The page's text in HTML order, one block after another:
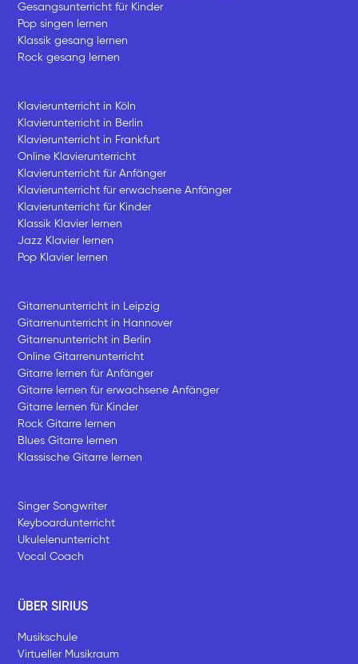
Gesangsunterricht für Kinder
Pop singen lernen
Klassik gesang lernen
Rock gesang lernen
Klavierunterricht in Köln
Klavierunterricht in Berlin
Klavierunterricht in Frankfurt
Online Klavierunterricht
Klavierunterricht für Anfänger
Klavierunterricht für erwachsene Anfänger
Klavierunterricht für Kinder
Klassik Klavier lernen
Jazz Klavier lernen
Pop Klavier lernen
Gitarrenunterricht in Leipzig
Gitarrenunterricht in Hannover
Gitarrenunterricht in Berlin
Online Gitarrenunterricht
Gitarre lernen für Anfänger
Gitarre lernen für erwachsene Anfänger
Gitarre lernen für Kinder
Rock Gitarre lernen
Blues Gitarre lernen
Klassische Gitarre lernen
Singer Songwriter
Keyboardunterricht
Ukulelenunterricht
Vocal Coach
ÜBER SIRIUS
Musikschule
Virtueller Musikraum